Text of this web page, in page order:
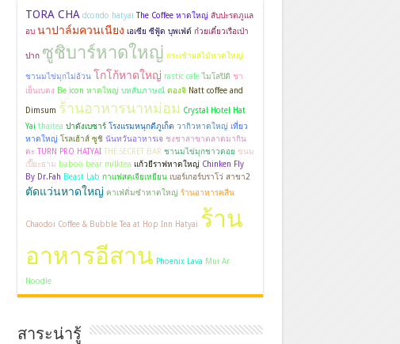
TORA CHA dcondo hatyai The Coffee หาดใหญ่ สับปะรดภูแล
อบ นาปาล์มควนเนียง เอเซีย ซีฟู้ด บุพเฟ่ต์ ก๋วยเตี๋ยวเรือเป่า
ปาก ซูชิบาร์หาดใหญ่ กระเช้าผลไม้หาดใหญ่
ชานมไข่มุกไม่อ้วน โกโก้หาดใหญ่ rastic cafe ไมโลปิติ ชา
เย็นเบตง Be icon หาดใหญ่ บทสัมภาษณ์ ดองจิ Natt coffee and
Dimsum ร้านอาหารนาหม่อม Crystal Hotel Hat
Yai thaitea ปาดังเบซาร์ โรงแรมหนุกดีภูเก็ต วากิวหาดใหญ่ เที่ยว
หาดใหญ่ โรลเฮ้าส์ ซูชิ นันทวันอาหารเจ ชงชาสาขาตลาดมากิน
ตะ TURN PRO HATYAI THE SECRET BAR ชานมไข่มุกชาวดอย ขนม
เปี๊ยะธาม baboo bear milktea แก้วยีราฟหาดใหญ่ Chinken Fly
By Dr.Fah Beast Lab กาแฟสดเจียเหยียน เบอร์เกอร์บราโว่ สาขา2
ตัดแว่นหาดใหญ่ คาเฟ่ติ่มซำหาดใหญ่ ร้านอาหารคลีน
Chaodoi Coffee & Bubble Tea at Hop Inn Hatyai ร้าน
อาหารอีสาน Phoenix Lava Mui Ar
Noodle
สาระน่ารู้